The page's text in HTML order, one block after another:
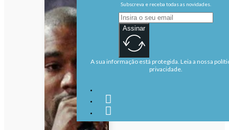
Subscreva e receba todas as novidades.
Assinar
A sua informação está protegida. Leia a nossa
privacidade.